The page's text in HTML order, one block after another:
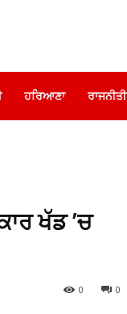
ਹਰਿਆਣਾ ਰਾਜਨੀਤੀ
ਖੱਡ ’ਚ
0
0